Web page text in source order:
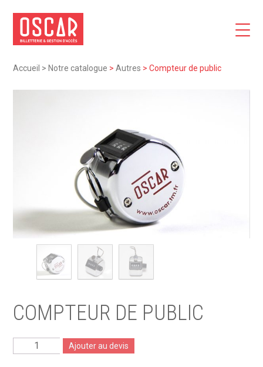
Accueil > Notre catalogue >Autres >Compteur de public
COMPTEUR DE PUBLIC
quantité
Ajouter au devis